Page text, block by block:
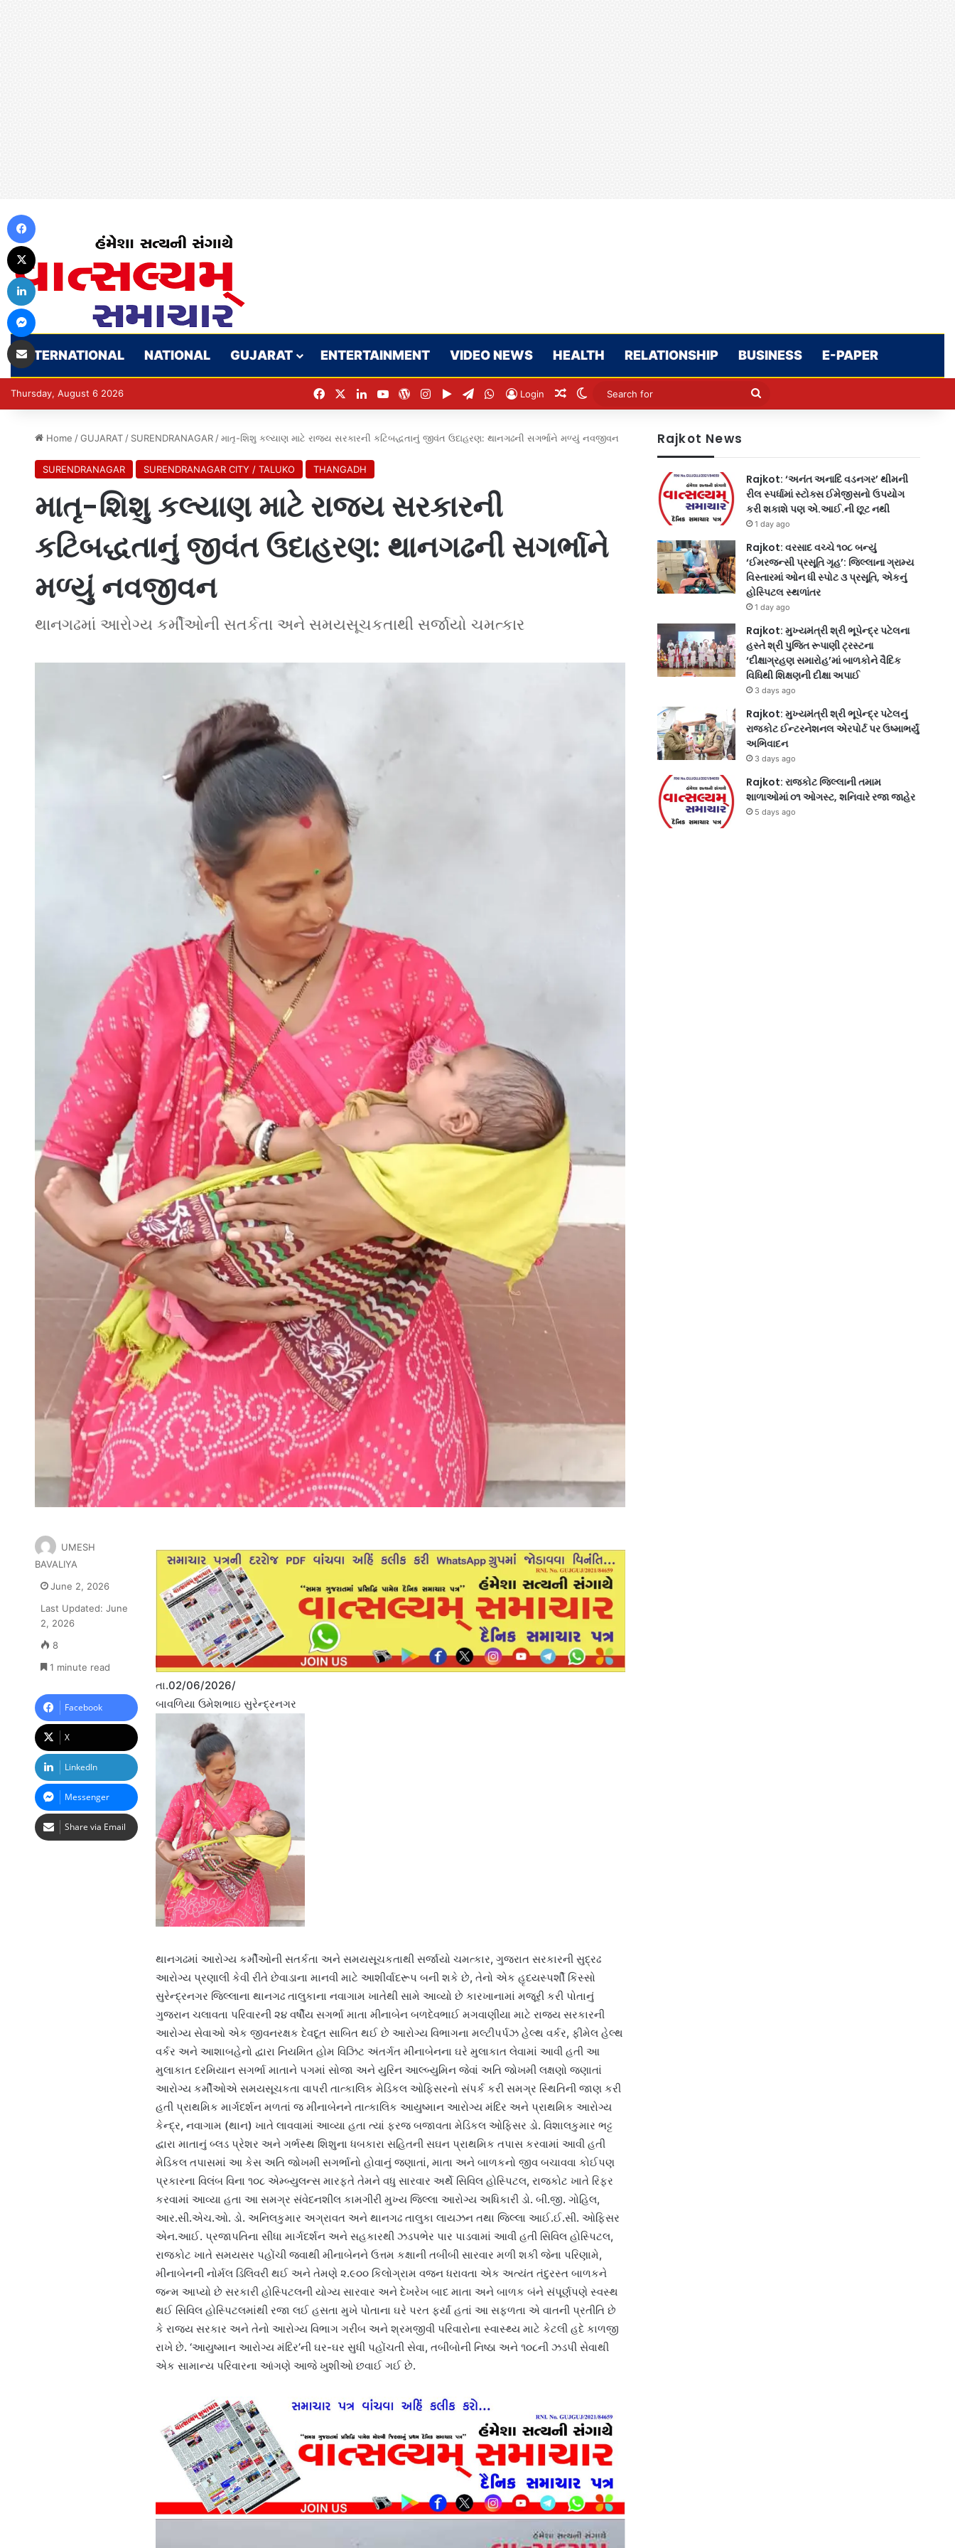
INTERNATIONAL NATIONAL GUJARAT ENTERTAINMENT VIDEO NEWS HEALTH RELATIONSHIP BUSINESS E-PAPER
Thursday, August 6 2026 FacebookLinkedInYouTubeWordPress
Instagram
Google Play
TelegramWhatsApp
Login Random Article
Switch skin
Search
Home / GUJARAT / SURENDRANAGAR / માતૃ-શિશુ કલ્યાણ માટે રાજ્ય સરકારની કટિબદ્ધતાનું જીવંત ઉદાહરણ: થાનગઢની સગર્ભાને મળ્યું નવજીવન
SURENDRANAGAR SURENDRANAGAR CITY / TALUKO THANGADH
માતૃ-શિશુ કલ્યાણ માટે રાજ્ય સરકારની
કટિબદ્ધતાનું જીવંત ઉદાહરણ: થાનગઢની સગર્ભાને
મળ્યું નવજીવન
થાનગઢમાં આરોગ્ય કર્મીઓની સતર્કતા અને સમયસૂચકતાથી સર્જાયો ચમત્કાર
તા.02/06/2026/
બાવળિયા ઉમેશભાઇ સુરેન્દ્રનગર
થાનગઢમાં આરોગ્ય કર્મીઓની સતર્કતા અને સમયસૂચકતાથી સર્જાયો ચમત્કાર, ગુજરાત સરકારની સુદ્રઢ
આરોગ્ય પ્રણાલી કેવી રીતે છેવાડાના માનવી માટે આશીર્વાદરૂપ બની શકે છે, તેનો એક હૃદયસ્પર્શી કિસ્સો
સુરેન્દ્રનગર જિલ્લાના થાનગઢ તાલુકાના નવાગામ ખાતેથી સામે આવ્યો છે કારખાનામાં મજૂરી કરી પોતાનું
ગુજરાન ચલાવતા પરિવારની ૨૪ વર્ષીય સગર્ભા માતા મીનાબેન બળદેવભાઈ મગવાણીયા માટે રાજ્ય સરકારની
આરોગ્ય સેવાઓ એક જીવનરક્ષક દેવદૂત સાબિત થઈ છે આરોગ્ય વિભાગના મલ્ટીપર્પઝ હેલ્થ વર્કર, ફીમેલ હેલ્થ
વર્કર અને આશાબહેનો દ્વારા નિયમિત હોમ વિઝિટ અંતર્ગત મીનાબેનના ઘરે મુલાકાત લેવામાં આવી હતી આ
મુલાકાત દરમિયાન સગર્ભા માતાને પગમાં સોજા અને યુરિન આલ્બ્યુમિન જેવાં અતિ જોખમી લક્ષણો જણાતાં
આરોગ્ય કર્મીઓએ સમયસૂચકતા વાપરી તાત્કાલિક મેડિકલ ઓફિસરનો સંપર્ક કરી સમગ્ર સ્થિતિની જાણ કરી
હતી પ્રાથમિક માર્ગદર્શન મળતાં જ મીનાબેનને તાત્કાલિક આયુષ્માન આરોગ્ય મંદિર અને પ્રાથમિક આરોગ્ય
કેન્દ્ર, નવાગામ (થાન) ખાતે લાવવામાં આવ્યા હતા ત્યાં ફરજ બજાવતા મેડિકલ ઓફિસર ડો. વિશાલકુમાર ભટ્ટ
દ્વારા માતાનું બ્લડ પ્રેશર અને ગર્ભસ્થ શિશુના ધબકારા સહિતની સઘન પ્રાથમિક તપાસ કરવામાં આવી હતી
મેડિકલ તપાસમાં આ કેસ અતિ જોખમી સગર્ભાનો હોવાનું જણાતાં, માતા અને બાળકનો જીવ બચાવવા કોઈપણ
પ્રકારના વિલંબ વિના ૧૦૮ એમ્બ્યુલન્સ મારફતે તેમને વધુ સારવાર અર્થે સિવિલ હોસ્પિટલ, રાજકોટ ખાતે રિફર
કરવામાં આવ્યા હતા આ સમગ્ર સંવેદનશીલ કામગીરી મુખ્ય જિલ્લા આરોગ્ય અધિકારી ડો. બી.જી. ગોહિલ,
આર.સી.એચ.ઓ. ડો. અનિલકુમાર અગ્રાવત અને થાનગઢ તાલુકા લાયઝન તથા જિલ્લા આઈ.ઈ.સી. ઓફિસર
એન.આઈ. પ્રજાપતિના સીધા માર્ગદર્શન અને સહકારથી ઝડપભેર પાર પાડવામાં આવી હતી સિવિલ હોસ્પિટલ,
રાજકોટ ખાતે સમયસર પહોંચી જવાથી મીનાબેનને ઉત્તમ કક્ષાની તબીબી સારવાર મળી શકી જેના પરિણામે,
મીનાબેનની નોર્મલ ડિલિવરી થઈ અને તેમણે ૨.૯૦૦ કિલોગ્રામ વજન ધરાવતા એક અત્યંત તંદુરસ્ત બાળકને
જન્મ આપ્યો છે સરકારી હોસ્પિટલની યોગ્ય સારવાર અને દેખરેખ બાદ માતા અને બાળક બંને સંપૂર્ણપણે સ્વસ્થ
થઈ સિવિલ હોસ્પિટલમાંથી રજા લઈ હસતા મુખે પોતાના ઘરે પરત ફર્યાં હતાં આ સફળતા એ વાતની પ્રતીતિ છે
કે રાજ્ય સરકાર અને તેનો આરોગ્ય વિભાગ ગરીબ અને શ્રમજીવી પરિવારોના સ્વાસ્થ્ય માટે કેટલી હદે કાળજી
રાખે છે. ‘આયુષ્માન આરોગ્ય મંદિર’ની ઘર-ઘર સુધી પહોંચતી સેવા, તબીબોની નિષ્ઠા અને ૧૦૮ની ઝડપી સેવાથી
એક સામાન્ય પરિવારના આંગણે આજે ખુશીઓ છવાઈ ગઈ છે.
UMESH
BAVALIYA
June 2, 2026
Last Updated: June
2, 2026
8
1 minute read
Facebook
X
LinkedIn
Messenger
Share via Email
Rajkot News
Rajkot: ‘અનંત અનાદિ વડનગર’ થીમની
રીલ સ્પર્ધામાં સ્ટોક્સ ઈમેજીસનો ઉપયોગ
કરી શકાશે પણ એ.આઈ.ની છૂટ નથી
1 day ago
Rajkot: વરસાદ વચ્ચે ૧૦૮ બન્યું
‘ઈમરજન્સી પ્રસૂતિ ગૃહ’: જિલ્લાના ગ્રામ્ય
વિસ્તારમાં ઓન ધી સ્પોટ ૩ પ્રસૂતિ, એકનું
હોસ્પિટલ સ્થળાંતર
1 day ago
Rajkot: મુખ્યમંત્રી શ્રી ભૂપેન્દ્ર પટેલના
હસ્તે શ્રી પુજિત રૂપાણી ટ્રસ્ટના
‘દીક્ષાગ્રહણ સમારોહ’માં બાળકોને વૈદિક
વિધિથી શિક્ષણની દીક્ષા અપાઈ
3 days ago
Rajkot: મુખ્યમંત્રી શ્રી ભૂપેન્દ્ર પટેલનું
રાજકોટ ઈન્ટરનેશનલ એરપોર્ટ પર ઉષ્માભર્યું
અભિવાદન
3 days ago
Rajkot: રાજકોટ જિલ્લાની તમામ
શાળાઓમાં ૦૧ ઓગસ્ટ, શનિવારે રજા જાહેર
5 days ago
LinkedIn